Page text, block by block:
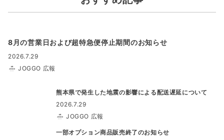
8月の営業日および超特急便停止期間のお知らせ
2026.7.29
JOGGO 広報
熊本県で発生した地震の影響による配送遅延について
2026.7.29
JOGGO 広報
一部オプション商品販売終了のお知らせ